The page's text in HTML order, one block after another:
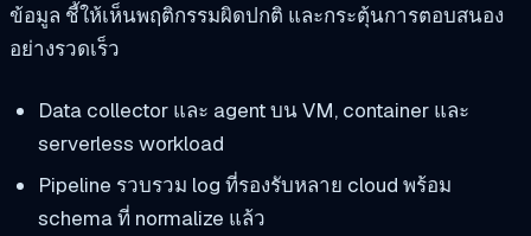
ข้อมูล ชี้ให้เห็นพฤติกรรมผิดปกติ และกระตุ้นการตอบสนอง
อย่างรวดเร็ว
Data collector และ agent บน VM, container และ
serverless workload
Pipeline รวบรวม log ที่รองรับหลาย cloud พร้อม
schema ที่ normalize แล้ว